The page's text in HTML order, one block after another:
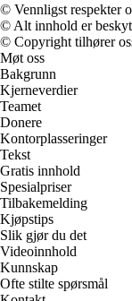
© Vennligst respekter
© Alt innhold er
© Copyright tilhører
Møt oss
Bakgrunn
Kjerneverdier
Teamet
Donere
Kontorplasseringer
Tekst
Gratis innhold
Spesialpriser
Tilbakemelding
Kjøpstips
Slik gjør du det
Videoinnhold
Kunnskap
Ofte stilte spørsmål